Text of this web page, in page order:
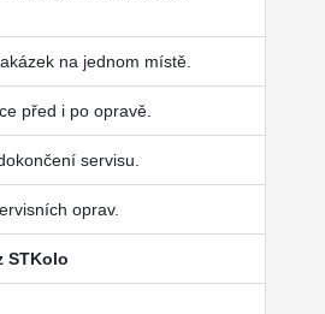
na jednom místě.
před i po opravě.
servisu.
oprav.
STKolo